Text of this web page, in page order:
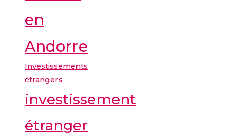
en
Andorre
Investissements
étrangers
investissement
étranger